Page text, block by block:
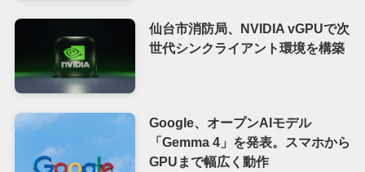
仙台市消防局、NVIDIA vGPUで次
世代シンクライアント環境を構築
Google、オープンAIモデル
「Gemma 4」を発表。スマホから
GPUまで幅広く動作